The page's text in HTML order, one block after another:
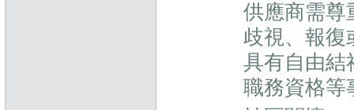
供應商需尊
歧視、報復
具有自由結
職務資格等